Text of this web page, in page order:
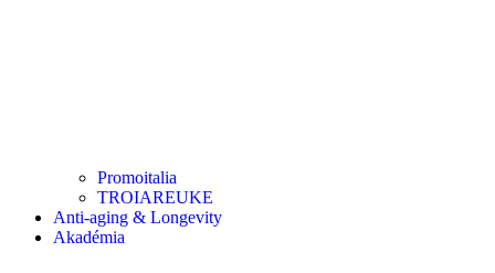
Promoitalia
TROIAREUKE
Anti-aging & Longevity
Akadémia